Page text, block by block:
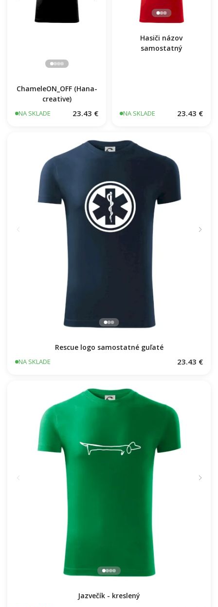
ChameleON_OFF (Hana-
creative)
NA SKLADE 23.43 €
Hasiči názov
samostatný
NA SKLADE 23.43 €
Rescue logo samostatné guľaté
NA SKLADE 23.43 €
Jazvečík - kreslený